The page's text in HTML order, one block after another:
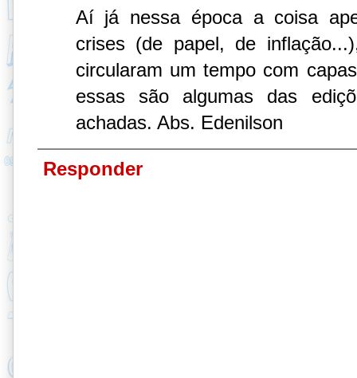
Aí já nessa época a coisa
crises (de papel, de
circularam um tempo com
essas são algumas das
achadas. Abs. Edenilson
Responder